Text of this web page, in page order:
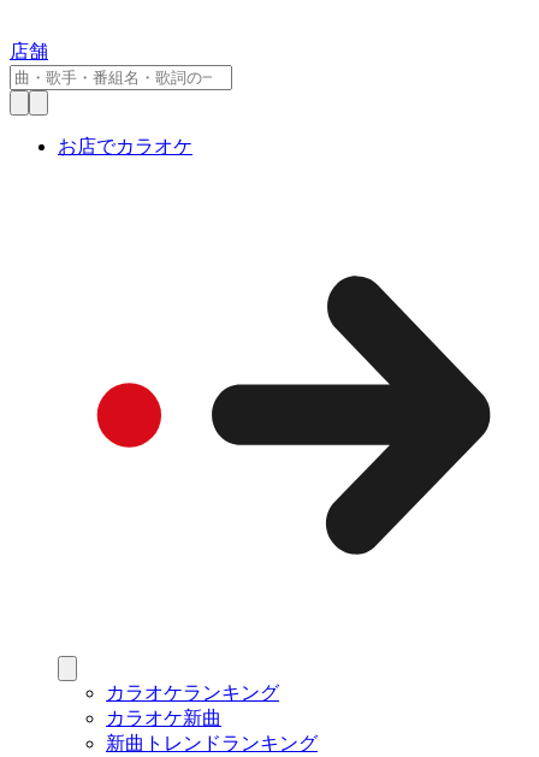
店舗
お店でカラオケ
カラオケランキング
カラオケ新曲
新曲トレンドランキング